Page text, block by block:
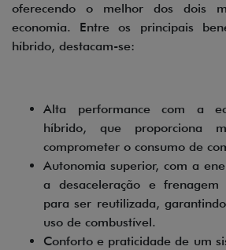
oferecendo o melhor dos dois
economia. Entre os principais
híbrido, destacam-se:
Alta performance com a
híbrido, que proporciona
comprometer o consumo de
Autonomia superior, com a
a desaceleração e frenagem
para ser reutilizada,
uso de combustível.
Conforto e praticidade de um